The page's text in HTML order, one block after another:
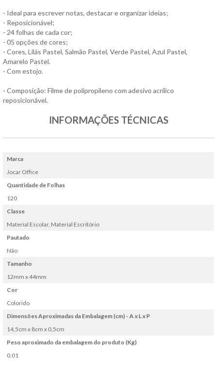
- Ideal para escrever notas, destacar e organizar ideias;
- Reposicionável;
- 24 folhas de cada cor;
- 05 opções de cores;
- Cores, Lilás Pastel, Salmão Pastel, Verde Pastel, Azul Pastel,
Amarelo Pastel.
- Com estojo.
- Composição: Filme de polipropileno com adesivo acrílico
reposicionável.
INFORMAÇÕES TÉCNICAS
Marca
Jocar Office
Quantidade de Folhas
120
Classe
Material Escolar, Material Escritório
Pautado
Não
Tamanho
12mm x 44mm
Cor
Colorido
Dimensões Aproximadas da Embalagem (cm) - A x L x P
14,5cm x 8cm x 0,5cm
Peso aproximado da embalagem do produto (Kg)
0,01